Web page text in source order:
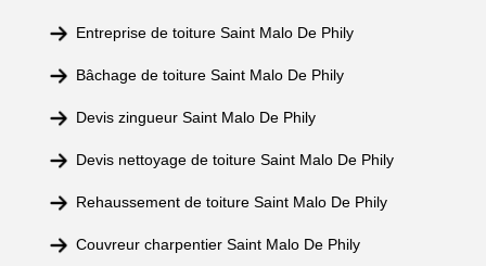
Entreprise de toiture Saint Malo De Phily
Bâchage de toiture Saint Malo De Phily
Devis zingueur Saint Malo De Phily
Devis nettoyage de toiture Saint Malo De Phily
Rehaussement de toiture Saint Malo De Phily
Couvreur charpentier Saint Malo De Phily